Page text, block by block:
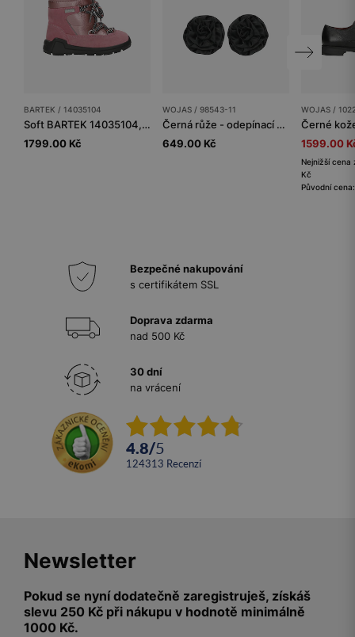
BARTEK / 14035104
Soft BARTEK 14035104, pro dívky, růžové
1799.00 Kč
WOJAS / 98543-11
Černá růže - odepínací ozdoba na boty
649.00 Kč
WOJAS /
1599.00
Nejnižší cena
Kč
Původní
Bezpečné nakupování
s certifikátem SSL
Doprava zdarma
nad 500 Kč
30 dní
na vrácení
4.8/5
124313 recenzí
Newsletter
Pokud se nyní dodatečně zaregistruješ, získáš
slevu 250 Kč při nákupu v hodnotě minimálně
1000 Kč.